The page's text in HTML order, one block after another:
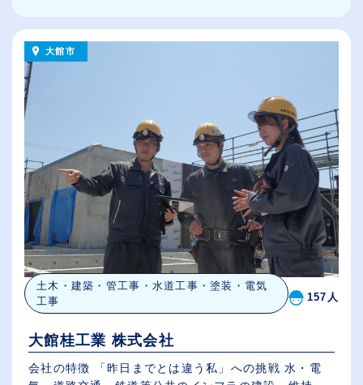
大館市
土木・建築・管工事・水道工事・塗装・電気
工事
157人
大館桂工業 株式会社
会社の特徴 「昨日までとは違う私」への挑戦 水・電